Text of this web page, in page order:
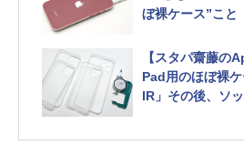
ぼ裸ケース”こと
【スタパ齋藤の
Pad用のほぼ裸
IR」その後、ソ